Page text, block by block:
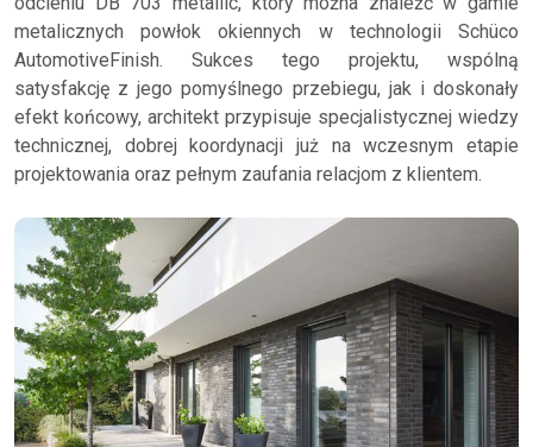
metalicznych powłok okiennych w technologii Schüco
AutomotiveFinish. Sukces tego projektu, wspólną
satysfakcję z jego pomyślnego przebiegu, jak i doskonały
efekt końcowy, architekt przypisuje specjalistycznej wiedzy
technicznej, dobrej koordynacji już na wczesnym etapie
projektowania oraz pełnym zaufania relacjom z klientem.